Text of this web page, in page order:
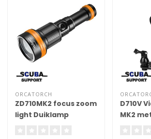
ORCATORCH
ZD710MK2 focus zoom
light Duiklamp
D710V
MK2